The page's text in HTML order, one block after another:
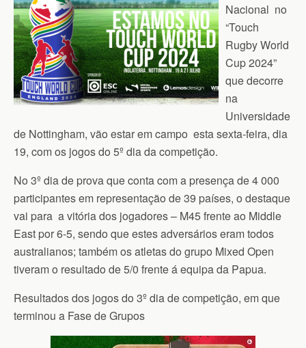
Nacional no
“Touch
Rugby World
Cup 2024”
que decorre
na
Universidade
de Nottingham, vão estar em campo esta sexta-feira, dia
19, com os jogos do 5º dia da competição.
No 3º dia de prova que conta com a presença de 4 000
participantes em representação de 39 países, o destaque
vai para a vitória dos jogadores – M45 frente ao Middle
East por 6-5, sendo que estes adversários eram todos
australianos; também os atletas do grupo Mixed Open
tiveram o resultado de 5/0 frente á equipa da Papua.
Resultados dos jogos do 3º dia de competição, em que
terminou a Fase de Grupos